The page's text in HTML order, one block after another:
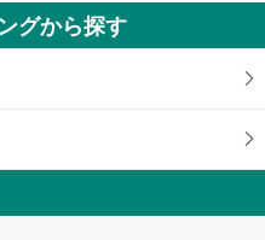
グから探す